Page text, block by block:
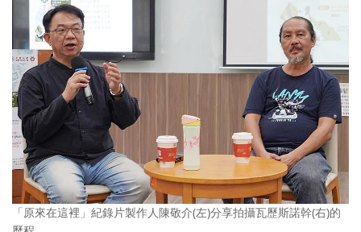
「原來在這裡」紀錄片製作人陳敬介(左)分享拍攝瓦歷斯諾幹(右)的